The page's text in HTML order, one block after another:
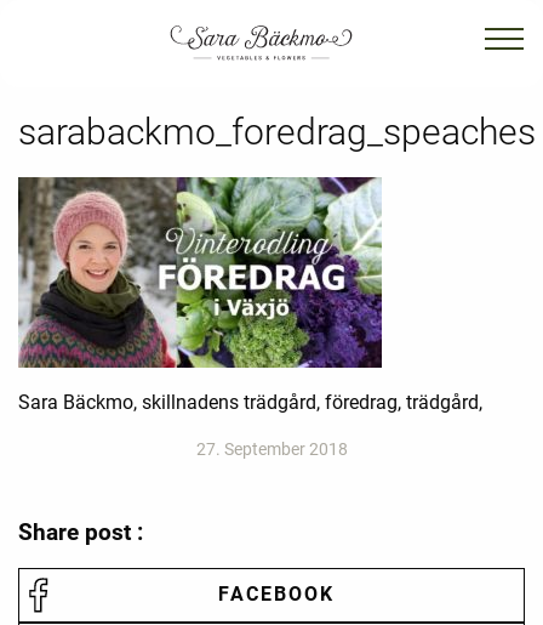
sarabackmo_foredrag_speaches
Sara Bäckmo, skillnadens trädgård, föredrag, trädgård,
27. September 2018
Share post :
FACEBOOK